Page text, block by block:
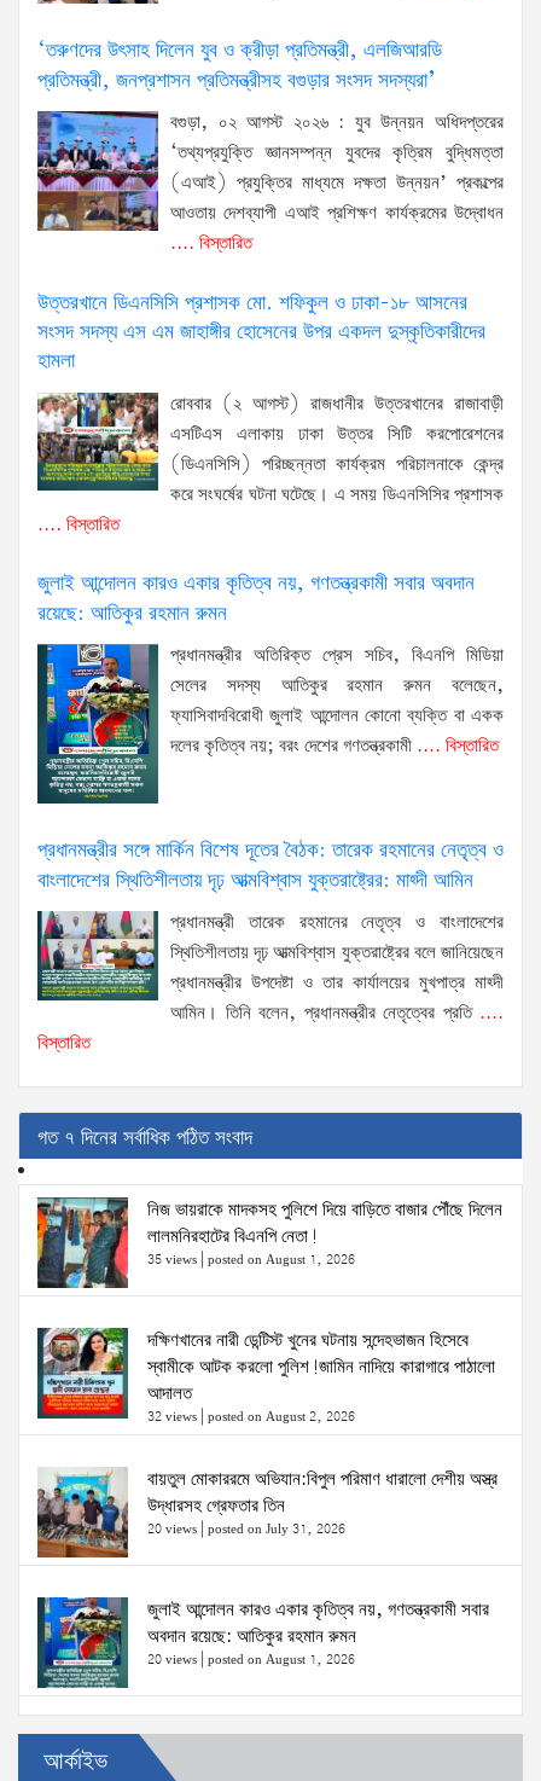
‘তরুণদের উৎসাহ দিলেন যুব ও ক্রীড়া প্রতিমন্ত্রী, এলজিআরডি
প্রতিমন্ত্রী, জনপ্রশাসন প্রতিমন্ত্রীসহ বগুড়ার সংসদ সদস্যরা’
বগুড়া, ০২ আগস্ট ২০২৬ : যুব উন্নয়ন অধিদপ্তরের
‘তথ্যপ্রযুক্তি জ্ঞানসম্পন্ন যুবদের কৃত্রিম বুদ্ধিমত্তা
(এআই) প্রযুক্তির মাধ্যমে দক্ষতা উন্নয়ন’ প্রকল্পের
আওতায় দেশব্যাপী এআই প্রশিক্ষণ কার্যক্রমের উদ্বোধন
.... বিস্তারিত
উত্তরখানে ডিএনসিসি প্রশাসক মো. শফিকুল ও ঢাকা-১৮ আসনের
সংসদ সদস্য এস এম জাহাঙ্গীর হোসেনের উপর একদল দুস্কৃতিকারীদের
হামলা
রোববার (২ আগস্ট) রাজধানীর উত্তরখানের রাজাবাড়ী
এসটিএস এলাকায় ঢাকা উত্তর সিটি করপোরেশনের
(ডিএনসিসি) পরিচ্ছন্নতা কার্যক্রম পরিচালনাকে কেন্দ্র
করে সংঘর্ষের ঘটনা ঘটেছে। এ সময় ডিএনসিসির প্রশাসক
.... বিস্তারিত
জুলাই আন্দোলন কারও একার কৃতিত্ব নয়, গণতন্ত্রকামী সবার অবদান
রয়েছে: আতিকুর রহমান রুমন
প্রধানমন্ত্রীর অতিরিক্ত প্রেস সচিব, বিএনপি মিডিয়া
সেলের সদস্য আতিকুর রহমান রুমন বলেছেন,
ফ্যাসিবাদবিরোধী জুলাই আন্দোলন কোনো ব্যক্তি বা একক
দলের কৃতিত্ব নয়; বরং দেশের গণতন্ত্রকামী .... বিস্তারিত
প্রধানমন্ত্রীর সঙ্গে মার্কিন বিশেষ দূতের বৈঠক: তারেক রহমানের নেতৃত্ব ও
বাংলাদেশের স্থিতিশীলতায় দৃঢ় আত্মবিশ্বাস যুক্তরাষ্ট্রের: মাহ্দী আমিন
প্রধানমন্ত্রী তারেক রহমানের নেতৃত্ব ও বাংলাদেশের
স্থিতিশীলতায় দৃঢ় আত্মবিশ্বাস যুক্তরাষ্ট্রের বলে জানিয়েছেন
প্রধানমন্ত্রীর উপদেষ্টা ও তার কার্যালয়ের মুখপাত্র মাহ্দী
আমিন। তিনি বলেন, প্রধানমন্ত্রীর নেতৃত্বের প্রতি....
বিস্তারিত
গত ৭ দিনের সর্বাধিক পঠিত সংবাদ
নিজ ভায়রাকে মাদকসহ পুলিশে দিয়ে বাড়িতে বাজার পৌঁছে দিলেন
লালমনিরহাটের বিএনপি নেতা!
35 views posted on August 1, 2026
দক্ষিণখানের নারী ডেন্টিস্ট খুনের ঘটনায় সন্দেহভাজন হিসেবে
স্বামীকে আটক করলো পুলিশ!জামিন নাদিয়ে কারাগারে পাঠালো
আদালত
32 views posted on August 2, 2026
বায়তুল মোকাররমে অভিযান:বিপুল পরিমাণ ধারালো দেশীয় অস্ত্র
উদ্ধারসহ গ্রেফতার তিন
20 views posted on July 31, 2026
জুলাই আন্দোলন কারও একার কৃতিত্ব নয়, গণতন্ত্রকামী সবার
অবদান রয়েছে: আতিকুর রহমান রুমন
20 views posted on August 1, 2026
উত্তরখানে ডিএনসিসি প্রশাসক মো. শফিকুল ও ঢাকা-১৮
আসনের সংসদ সদস্য এস এম জাহাঙ্গীর হোসেনের উপর একদল
আর্কাইভ